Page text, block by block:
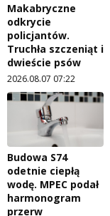
Makabryczne
odkrycie
policjantów.
Truchła szczeniąt i
dwieście psów
2026.08.07 07:22
Budowa S74
odetnie ciepłą
wodę. MPEC podał
harmonogram
przerw